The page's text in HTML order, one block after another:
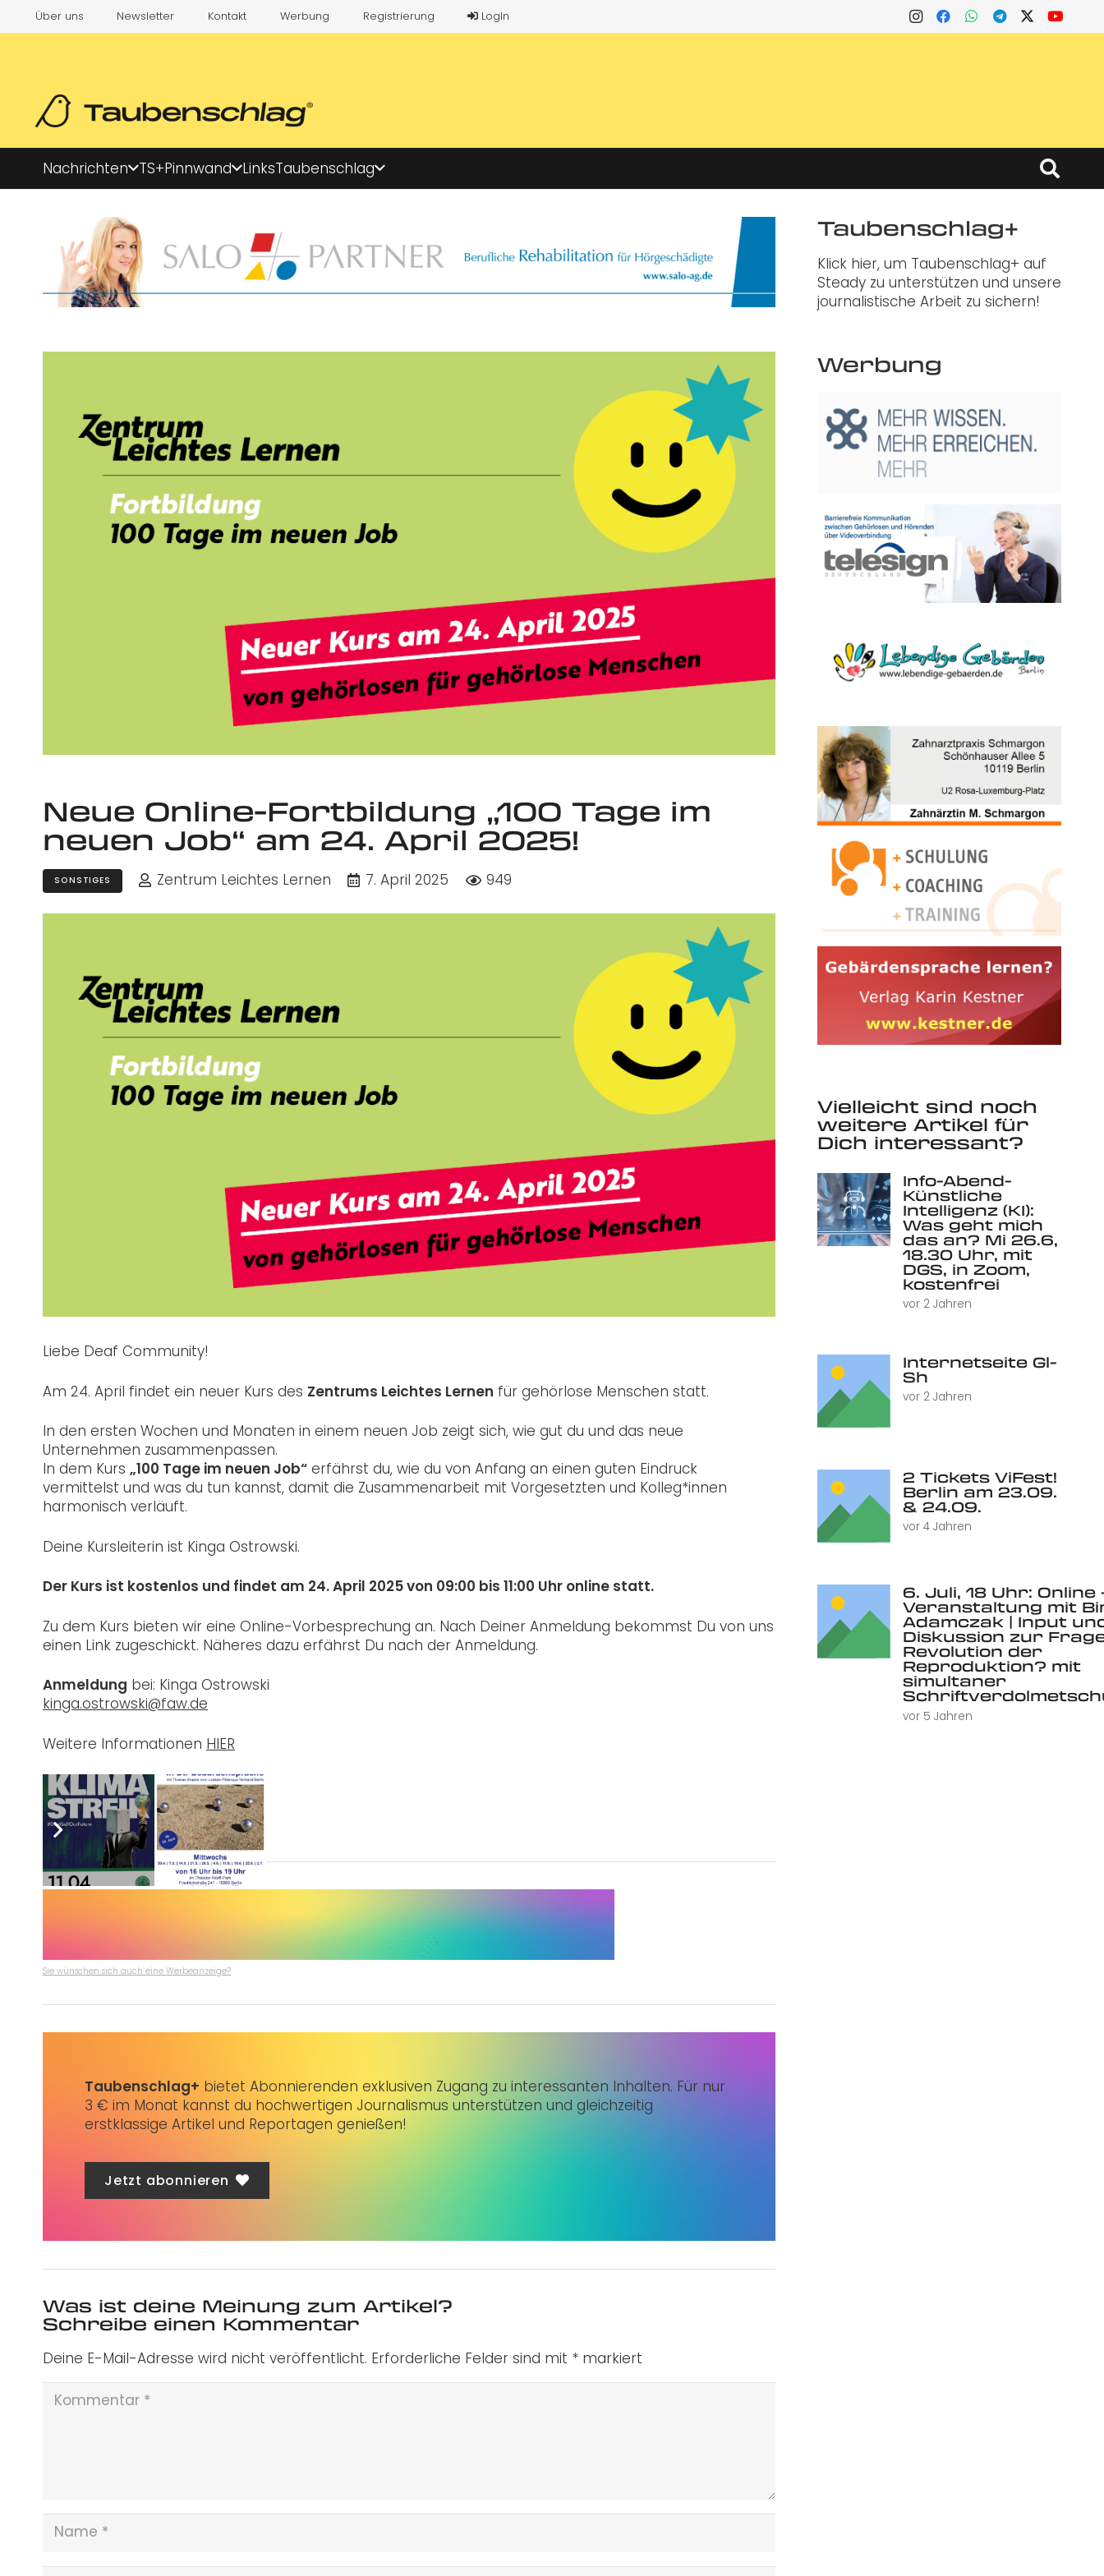
Über uns Newsletter Kontakt Werbung Registrierung LogIn
Nachrichten TS+Pinnwand LinksTaubenschlag
Neue Online-Fortbildung „100 Tage im
neuen Job“ am 24. April 2025!
SONSTIGES Zentrum Leichtes Lernen 7. April 2025 949
Liebe Deaf Community!
Am 24. April findet ein neuer Kurs des Zentrums Leichtes Lernen für gehörlose Menschen statt.
In den ersten Wochen und Monaten in einem neuen Job zeigt sich, wie gut du und das neue
Unternehmen zusammenpassen.
In dem Kurs „100 Tage im neuen Job“ erfährst du, wie du von Anfang an einen guten Eindruck
vermittelst und was du tun kannst, damit die Zusammenarbeit mit Vorgesetzten und Kolleg*innen
harmonisch verläuft.
Deine Kursleiterin ist Kinga Ostrowski.
Der Kurs ist kostenlos und findet am 24. April 2025 von 09:00 bis 11:00 Uhr online statt.
Zu dem Kurs bieten wir eine Online-Vorbesprechung an. Nach Deiner Anmeldung bekommst Du von uns
einen Link zugeschickt. Näheres dazu erfährst Du nach der Anmeldung.
Anmeldung bei: Kinga Ostrowski
kinga.ostrowski@faw.de
Weitere Informationen HIER
Wir freuen uns auf Dich!
Post Views: 949
Sie wünschen sich auch eine Werbeanzeige?
Taubenschlag+ bietet Abonnierenden exklusiven Zugang zu interessanten Inhalten. Für nur
3 € im Monat kannst du hochwertigen Journalismus unterstützen und gleichzeitig
erstklassige Artikel und Reportagen genießen!
Jetzt abonnieren
Was ist deine Meinung zum Artikel?
Schreibe einen Kommentar
Deine E-Mail-Adresse wird nicht veröffentlicht. Erforderliche Felder sind mit * markiert
Taubenschlag+
Klick hier, um Taubenschlag+ auf
Steady zu unterstützen und unsere
journalistische Arbeit zu sichern!
Werbung
Vielleicht sind noch
weitere Artikel für
Dich interessant?
Info-Abend-
Künstliche
Intelligenz (KI):
Was geht mich
das an? Mi 26.6,
18.30 Uhr, mit
DGS, in Zoom,
kostenfrei
vor 2 Jahren
Internetseite Gl-
Sh
vor 2 Jahren
2 Tickets ViFest!
Berlin am 23.09.
& 24.09.
vor 4 Jahren
6. Juli, 18 Uhr: Online
Veranstaltung mit
Adamczak | Input
Diskussion zur
Revolution der
Reproduktion? mit
simultaner
vor 5 Jahren